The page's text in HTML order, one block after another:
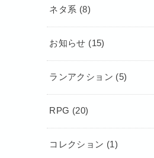
ネタ系 (8)
お知らせ (15)
ランアクション (5)
RPG (20)
コレクション (1)